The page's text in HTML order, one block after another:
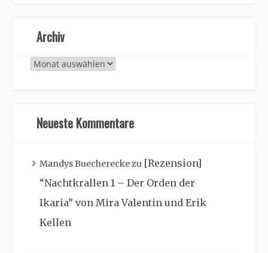
Archiv
Archiv
Neueste Kommentare
Mandys Buechereckezu [Rezension]
“Nachtkrallen 1 – Der Orden der
Ikaria” von Mira Valentin und Erik
Kellen